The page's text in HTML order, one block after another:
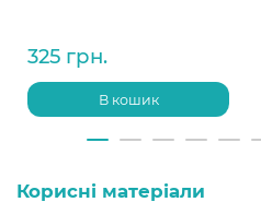
325 грн.
В кошик
Корисні матеріали